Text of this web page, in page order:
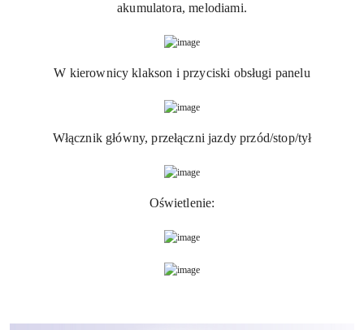
akumulatora, melodiami.
W kierownicy klakson i przyciski obsługi panelu
Włącznik główny, przełączni jazdy przód/stop/tył
Oświetlenie: